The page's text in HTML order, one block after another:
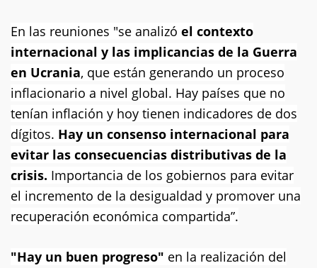
En las reuniones "se analizó el contexto
internacional y las implicancias de la Guerra
en Ucrania, que están generando un proceso
inflacionario a nivel global. Hay países que no
tenían inflación y hoy tienen indicadores de dos
dígitos. Hay un consenso internacional para
evitar las consecuencias distributivas de la
crisis. Importancia de los gobiernos para evitar
el incremento de la desigualdad y promover una
recuperación económica compartida”.
"Hay un buen progreso" en la realización del